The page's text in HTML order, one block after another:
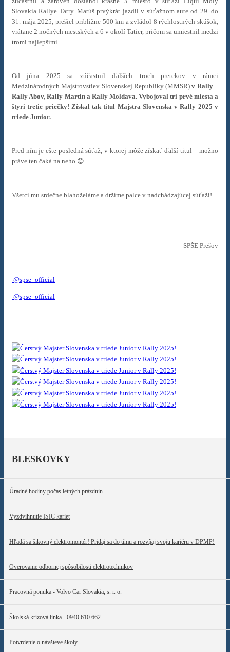
BLESKOVKY
Úradné hodiny počas letných prázdnin
Vyzdvihnutie ISIC kariet
Hľadá sa šikovný elektromontér! Pridaj sa do tímu a rozvíjaj svoju kariéru v DPMP!
Overovanie odbornej spôsobilosti elektrotechnikov
Pracovná ponuka - Volvo Car Slovakia, s. r. o.
Školská krízová linka - 0940 610 662
Potvrdenie o návšteve školy
Slovakia Rallye Tatry . Matúš prvýkrát jazdil v súťažnom aute od 29. do
31. mája 2025, prešiel približne 500 km a zvládol 8 rýchlostných skúšok,
vrátane 2 nočných mestských a 6 v okolí Tatier, pričom sa umiestnil medzi
tromi najlepšími.
Od júna 2025 sa zúčastnil ďalších troch pretekov v rámci
Medzinárodných Majstrovstiev Slovenskej Republiky (MMSR)v Rally –
Rally Abov, Rally Martin a Rally Moldava. Vybojoval tri prvé miesta a
štyri tretie priečky! Získal tak titul Majstra Slovenska v Rally 2025 v
triede Junior.
Pred ním je ešte posledná súťaž, v ktorej môže získať ďalší titul – možno
práve ten čaká na neho 😊.
Všetci mu srdečne blahoželáme a držíme palce v nadchádzajúcej súťaži!
SPŠE Prešov
@spse_official
@spse_official